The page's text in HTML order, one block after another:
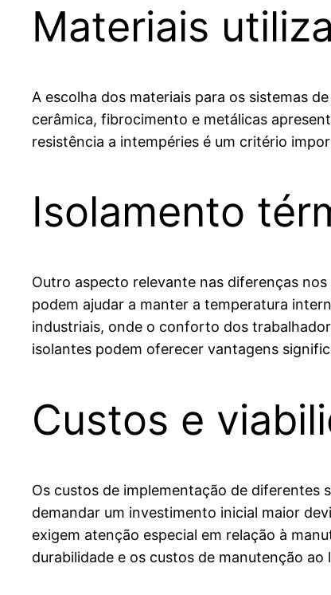
Materiais
A escolha dos materiais para os sistemas
cerâmica, fibrocimento e metálicas
resistência a intempéries é um critério
Isolamento
Outro aspecto relevante nas diferenças
podem ajudar a manter a temperatura
industriais, onde o conforto dos
isolantes podem oferecer vantagens
Custos e
Os custos de implementação de diferentes
demandar um investimento inicial maior
exigem atenção especial em relação à
durabilidade e os custos de manutenção ao